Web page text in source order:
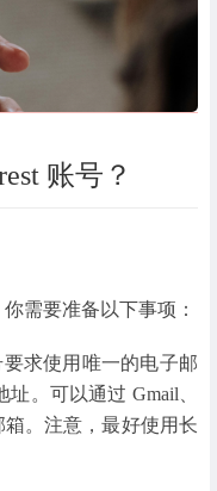
账号？
需要准备以下事项：
要求使用唯一的电子邮
。可以通过 Gmail、
箱。注意，最好使用长